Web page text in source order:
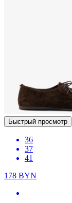
Быстрый просмотр
36
37
41
178 BYN